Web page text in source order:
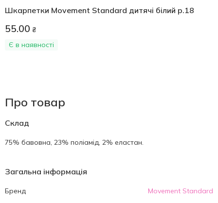
Шкарпетки Movement Standard дитячі білий р.18
55.00 ₴
Є в наявності
Про товар
Склад
75% бавовна, 23% поліамід, 2% еластан.
Загальна інформація
Бренд
Movement Standard